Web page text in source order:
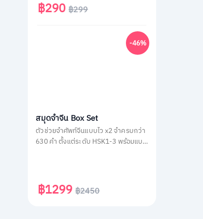
หน้าเดียว พร้อม QR Code ฟังเสียง
1,500 คำ ช่วยพัฒนาทักษะอ่าน-ฟัง
ภาษาอังกฤษได้อย่างสนุกสนาน เหมาะ
สำหรับผู้ที่ชอบเรื่องลึกลับและต้องการ
฿290฿299
สมุดจำจีน Box Set
ตัวช่วยจำศัพท์จีนแบบไว x2 จำครบกว่า
630 คำ ตั้งแต่ระดับ HSK1-3 พร้อมแบบ
-46%
฿1299฿2450